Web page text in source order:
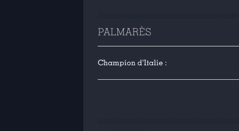
PALMARÈS
Champion d'Italie :